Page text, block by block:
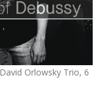
Orlowsky Trio, 6